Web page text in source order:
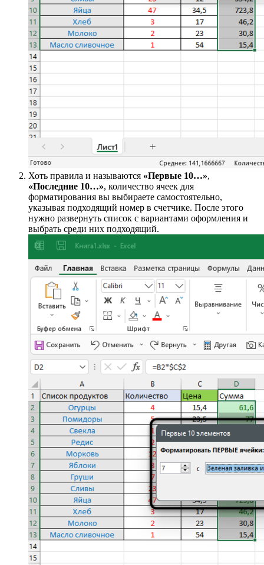
Я настроил подсветку первых шести элементов, а это
значит, что теперь в моем диапазоне будут подсвечены
первые 6 самых больших чисел.
Вариант«Выше среднего»или «Ниже среднего»не
имеет дополнительных настроек, поскольку среднее
число из диапазона определяется автоматически. Вам
остается выбрать только стиль форматирования.